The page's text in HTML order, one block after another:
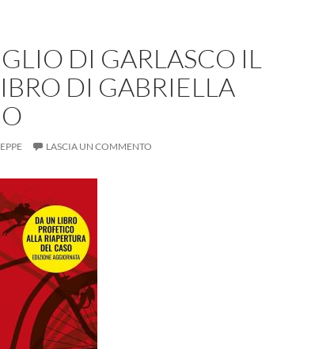
DI GARLASCO IL
DI GABRIELLA
LASCIA UN COMMENTO